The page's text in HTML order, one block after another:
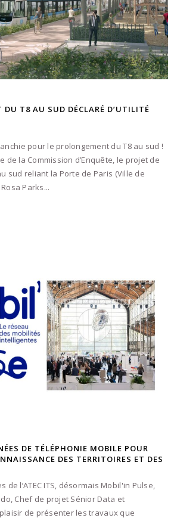
DU T8 AU SUD DÉCLARÉ D’UTILITÉ
pour le prolongement du T8 au sud !
de la Commission d’Enquête, le projet de
sud reliant la Porte de Paris (Ville de
Parks...
DE TÉLÉPHONIE MOBILE POUR
DES TERRITOIRES ET DES
de l’ATEC ITS, désormais Mobil'in Pulse,
Chef de projet Sénior Data et
de présenter les travaux que